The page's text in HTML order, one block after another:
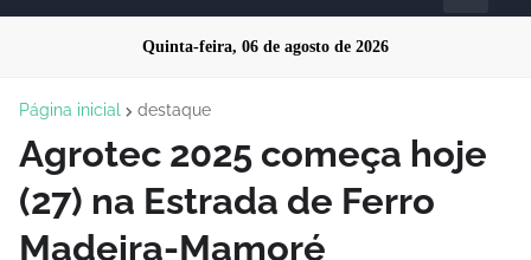
Quinta-feira, 06 de agosto de 2026
Página inicial destaque
Agrotec 2025 começa hoje
(27) na Estrada de Ferro
Madeira-Mamoré